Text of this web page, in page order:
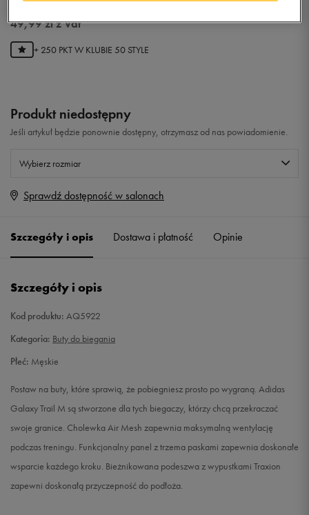
49,99złz Vat
+ 250 PKT W KLUBIE 50 STYLE
Produkt niedostępny
Jeśli artykuł będzie ponownie dostępny, otrzymasz od nas powiadomienie.
Wybierz rozmiar
Rozmiary EU
41 1/3
43 1/3 27,5 cm
44
44 2/3 28,5 cm Powiadom o dostępności
29,5 cm Powiadom o dostępności
Sprawdź dostępność w salonach
Szczegóły i opis Dostawa i płatność Opinie
Szczegóły i opis
Kod produktu: AQ5922
Kategoria: Buty do biegania
Płeć: Męskie
Postaw na buty, które sprawią, że pobiegniesz prosto po wygraną. Adidas
Galaxy Trail M są stworzone dla tych biegaczy, którzy chcą przekraczać
swoje granice. Cholewka Air Mesh zapewnia maksymalną wentylację
podczas treningu. Funkcjonalny panel z trzema paskami zapewnia doskonałe
wsparcie każdego kroku. Bieżnikowana podeszwa z wypustkami Traxion
zapewni doskonałą przyczepność do podłoża.